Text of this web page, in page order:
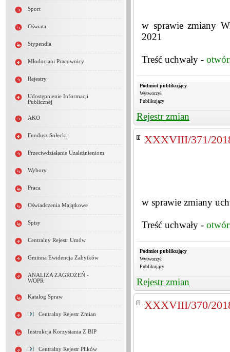
Sport
Oświata
Stypendia
Młodociani Pracownicy
Rejestry
Udostępnienie Informacji
Publicznej
AKO
Fundusz Sołecki
Przeciwdziałanie Uzależnieniom
Wybory
Praca
Oświadczenia Majątkowe
Spisy
Centralny Rejestr Umów
Gminna Ewidencja Zabytków
ANALIZA ZAGROŻEŃ -
WOPR
Katalog Spraw
Centralny Rejestr Zmian
Instrukcja Korzystania Z BIP
Centralny Rejestr Plików
w sprawie zmiany
2021
Treść uchwały -
Podmiot publikujący
Wytworzył
Publikujący
Rejestr zmian
XXXVIII/371/
w sprawie zmiany
Treść uchwały -
Podmiot publikujący
Wytworzył
Publikujący
Rejestr zmian
XXXVIII/370/